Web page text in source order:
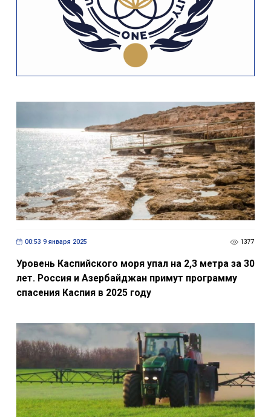
00:53 9 января 2025 1377
Уровень Каспийского моря упал на 2,3 метра за 30
лет. Россия и Азербайджан примут программу
спасения Каспия в 2025 году